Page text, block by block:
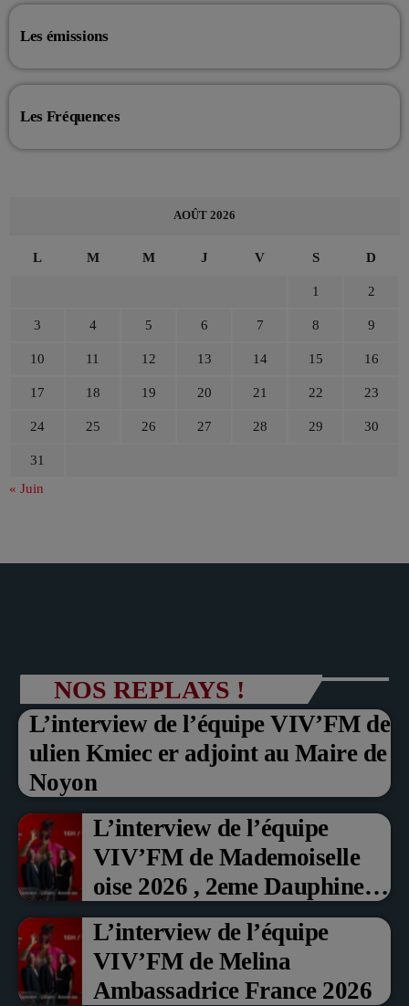
Les émissions
Les Fréquences
AOÛT 2026
L M M J V S D
1 2
3 4 5 6 7 8 9
10 11 12 13 14 15 16
17 18 19 20 21 22 23
24 25 26 27 28 29 30
31
« Juin
NOS REPLAYS !
L’interview de l’équipe VIV’FM de
ulien Kmiec er adjoint au Maire de
Noyon
L’interview de l’équipe
VIV’FM de Mademoiselle
oise 2026 , 2eme Dauphine et
Prix du Public , Marche aux
fruits rouge Noyon 2026
L’interview de l’équipe
VIV’FM de Melina
Ambassadrice France 2026